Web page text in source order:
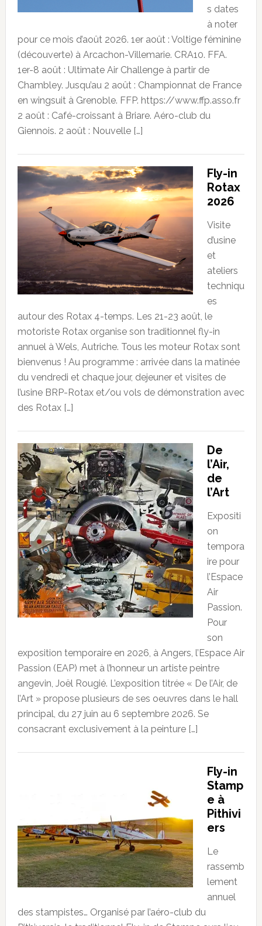
s dates
à noter
pour ce mois d’août 2026. 1er août : Voltige féminine
(découverte) à Arcachon-Villemarie. CRA10. FFA.
1er-8 août : Ultimate Air Challenge à partir de
Chambley. Jusqu’au 2 août : Championnat de France
en wingsuit à Grenoble. FFP. https://www.ffp.asso.fr
2 août : Café-croissant à Briare. Aéro-club du
Giennois. 2 août : Nouvelle […]
Fly-in
Rotax
2026
Visite
d’usine
et
ateliers
techniqu
es
autour des Rotax 4-temps. Les 21-23 août, le
motoriste Rotax organise son traditionnel fly-in
annuel à Wels, Autriche. Tous les moteur Rotax sont
bienvenus ! Au programme : arrivée dans la matinée
du vendredi et chaque jour, dejeuner et visites de
l’usine BRP-Rotax et/ou vols de démonstration avec
des Rotax […]
De
l’Air,
de
l’Art
Expositi
on
tempora
ire pour
l’Espace
Air
Passion.
Pour
son
exposition temporaire en 2026, à Angers, l’Espace Air
Passion (EAP) met à l’honneur un artiste peintre
angevin, Joël Rougié. L’exposition titrée « De l’Air, de
l’Art » propose plusieurs de ses oeuvres dans le hall
principal, du 27 juin au 6 septembre 2026. Se
consacrant exclusivement à la peinture […]
Fly-in
Stamp
e à
Pithivi
ers
Le
rassemb
lement
annuel
des stampistes… Organisé par l’aéro-club du